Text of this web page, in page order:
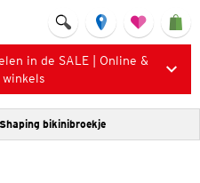
in de SALE | Online &
Shaping bikinibroekje